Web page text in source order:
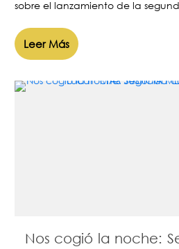
sobre el lanzamiento de la
Leer Más
Nos cogió la noche: